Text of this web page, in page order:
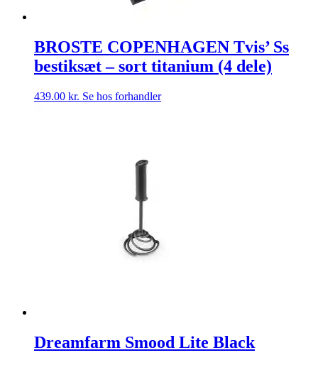
BROSTE COPENHAGEN Tvis’ Ss
bestiksæt – sort titanium (4 dele)
439.00 kr. Se hos forhandler
Dreamfarm Smood Lite Black